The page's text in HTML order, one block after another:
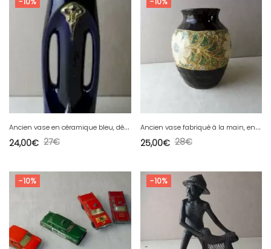
A
ncien vase en céramique bleu, décor dorure, 2 anses, 6075
27€
24,00€
A
ncien vase fabriqué à la main, en terre cuite, décor fleur, à identifier
28€
25,00€
-10% -10%